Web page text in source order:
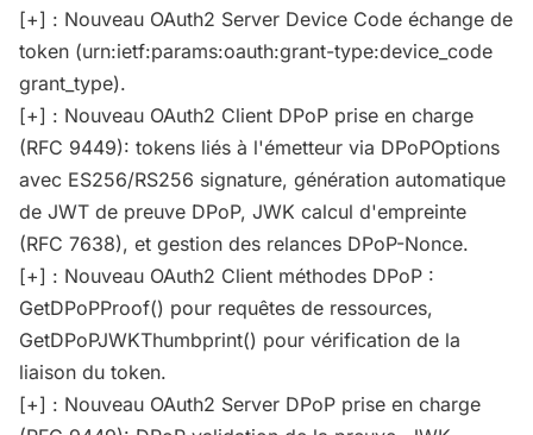
[+] : Nouveau OAuth2 Server Device Code échange de
token (urn:ietf:params:oauth:grant-type:device_code
grant_type).
[+] : Nouveau OAuth2 Client DPoP prise en charge
(RFC 9449): tokens liés à l'émetteur via DPoPOptions
avec ES256/RS256 signature, génération automatique
de JWT de preuve DPoP, JWK calcul d'empreinte
(RFC 7638), et gestion des relances DPoP-Nonce.
[+] : Nouveau OAuth2 Client méthodes DPoP :
GetDPoPProof() pour requêtes de ressources,
GetDPoPJWKThumbprint() pour vérification de la
liaison du token.
[+] : Nouveau OAuth2 Server DPoP prise en charge